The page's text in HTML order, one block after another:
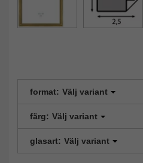
format: Välj variant
färg: Välj variant
glasart: Välj variant